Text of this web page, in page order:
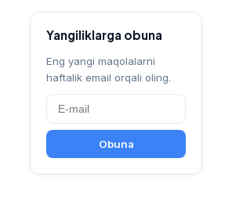
Yangiliklarga obuna
Eng yangi maqolalarni
haftalik email orqali oling.
Obuna